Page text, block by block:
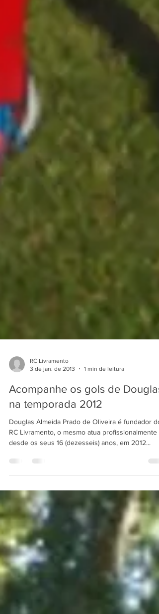
RC Livramento
3 de jan. de 2013
1 min de leitura
Acompanhe os gols de Douglas
na temporada 2012
RC Livramento, o mesmo atua profissionalmente